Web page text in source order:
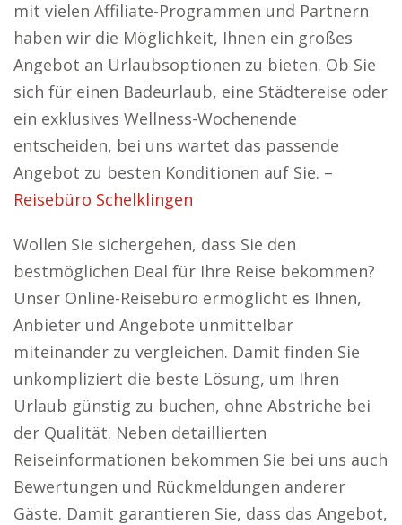
mit vielen Affiliate-Programmen und Partnern
haben wir die Möglichkeit, Ihnen ein großes
Angebot an Urlaubsoptionen zu bieten. Ob Sie
sich für einen Badeurlaub, eine Städtereise oder
ein exklusives Wellness-Wochenende
entscheiden, bei uns wartet das passende
Angebot zu besten Konditionen auf Sie. –
Reisebüro Schelklingen
Wollen Sie sichergehen, dass Sie den
bestmöglichen Deal für Ihre Reise bekommen?
Unser Online-Reisebüro ermöglicht es Ihnen,
Anbieter und Angebote unmittelbar
miteinander zu vergleichen. Damit finden Sie
unkompliziert die beste Lösung, um Ihren
Urlaub günstig zu buchen, ohne Abstriche bei
der Qualität. Neben detaillierten
Reiseinformationen bekommen Sie bei uns auch
Bewertungen und Rückmeldungen anderer
Gäste. Damit garantieren Sie, dass das Angebot,